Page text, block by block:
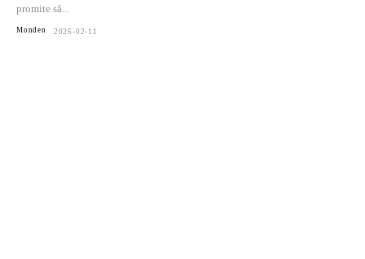
promite să...
Monden 2026-02-11